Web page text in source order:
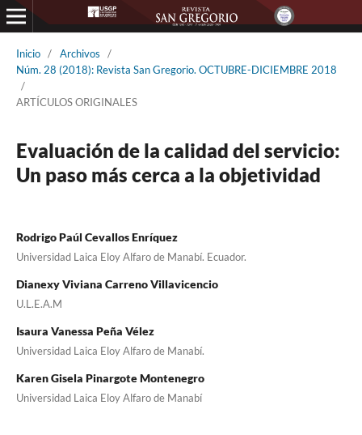
Inicio / Archivos
/
Núm. 28 (2018): Revista San Gregorio. OCTUBRE-DICIEMBRE 2018
/
ARTÍCULOS ORIGINALES
Evaluación de la calidad del servicio:
Un paso más cerca a la objetividad
Rodrigo Paúl Cevallos Enríquez
Universidad Laica Eloy Alfaro de Manabí. Ecuador.
Dianexy Viviana Carreno Villavicencio
U.L.E.A.M
Isaura Vanessa Peña Vélez
Universidad Laica Eloy Alfaro de Manabí.
Karen Gisela Pinargote Montenegro
Universidad Laica Eloy Alfaro de Manabí